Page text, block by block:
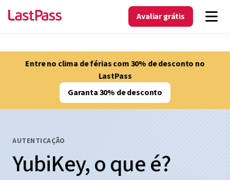
Avaliar grátis
Entre no clima de férias com 30% de desconto no
LastPass
Garanta 30% de desconto
AUTENTICAÇÃO
YubiKey, o que é?